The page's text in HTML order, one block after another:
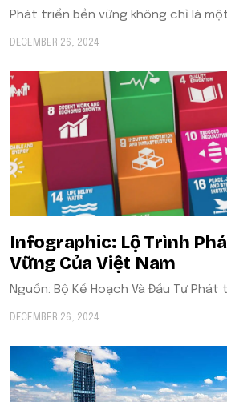
Phát triển bền vững không chỉ là
DECEMBER 26, 2024
Infographic: Lộ Trình
Vững Của Việt Nam
Nguồn: Bộ Kế Hoạch Và Đầu Tư Phát
DECEMBER 26, 2024